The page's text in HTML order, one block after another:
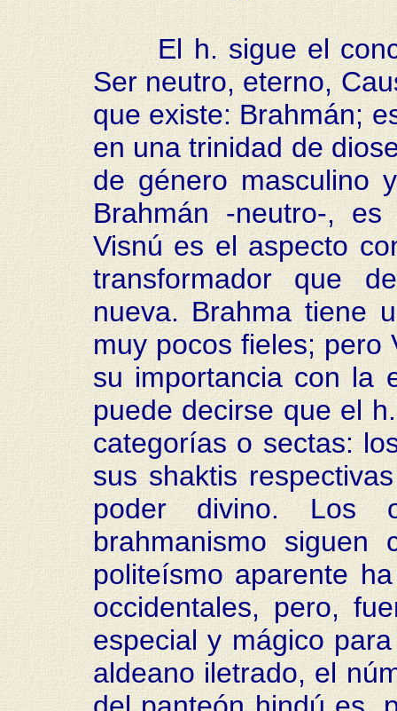
El h. sigue el
Ser neutro, eterno,
que existe: Brahmán;
en una trinidad de
de género masculino
Brahmán -neutro-,
Visnú es el aspecto
transformador que
nueva. Brahma tiene
muy pocos fieles; pero
su importancia con la
puede decirse que el
categorías o sectas:
sus shaktis
poder divino. Los
brahmanismo siguen
politeísmo aparente
occidentales, pero,
especial y mágico
aldeano iletrado, el